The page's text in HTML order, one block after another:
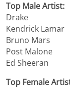
Top Male Artist:
Drake
Kendrick Lamar
Bruno Mars
Post Malone
Ed Sheeran
Top Female